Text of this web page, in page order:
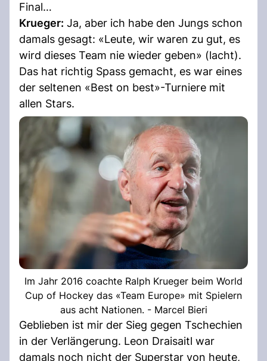
Final…
Krueger: Ja, aber ich habe den Jungs schon
damals gesagt: «Leute, wir waren zu gut, es
wird dieses Team nie wieder geben» (lacht).
Das hat richtig Spass gemacht, es war eines
der seltenen «Best on best»-Turniere mit
allen Stars.
Im Jahr 2016 coachte Ralph Krueger beim World
Cup of Hockey das «Team Europe» mit Spielern
aus acht Nationen. - Marcel Bieri
Geblieben ist mir der Sieg gegen Tschechien
in der Verlängerung. Leon Draisaitl war
damals noch nicht der Superstar von heute,